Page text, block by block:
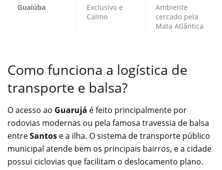
Guaiúba
Exclusivo e
Calmo
Ambiente
cercado pela
Mata Atlântica
Como funciona a logística de
transporte e balsa?
O acesso ao Guarujá é feito principalmente por
rodovias modernas ou pela famosa travessia de balsa
entreSantos e a ilha. O sistema de transporte público
municipal atende bem os principais bairros, e a cidade
possui ciclovias que facilitam o deslocamento plano.